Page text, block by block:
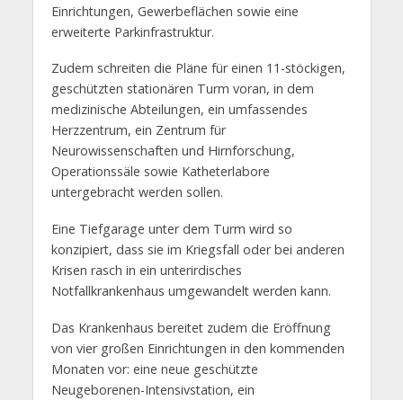
Einrichtungen, Gewerbeflächen sowie eine
erweiterte Parkinfrastruktur.
Zudem schreiten die Pläne für einen 11-stöckigen,
geschützten stationären Turm voran, in dem
medizinische Abteilungen, ein umfassendes
Herzzentrum, ein Zentrum für
Neurowissenschaften und Hirnforschung,
Operationssäle sowie Katheterlabore
untergebracht werden sollen.
Eine Tiefgarage unter dem Turm wird so
konzipiert, dass sie im Kriegsfall oder bei anderen
Krisen rasch in ein unterirdisches
Notfallkrankenhaus umgewandelt werden kann.
Das Krankenhaus bereitet zudem die Eröffnung
von vier großen Einrichtungen in den kommenden
Monaten vor: eine neue geschützte
Neugeborenen-Intensivstation, ein